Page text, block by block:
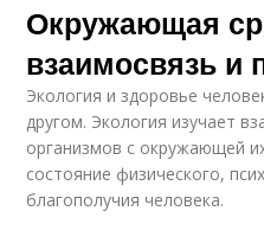
Окружающая
взаимосвязь и
Экология и здоровье
другом. Экология изучает
организмов с окружающей
состояние физического,
благополучия человека.